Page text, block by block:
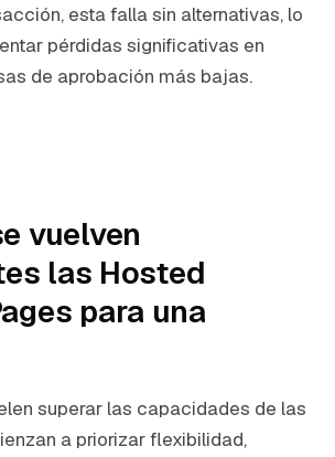
esta falla sin alternativas, lo
pérdidas significativas en
de aprobación más bajas.
vuelven
las Hosted
para una
superar las capacidades de las
a priorizar flexibilidad,